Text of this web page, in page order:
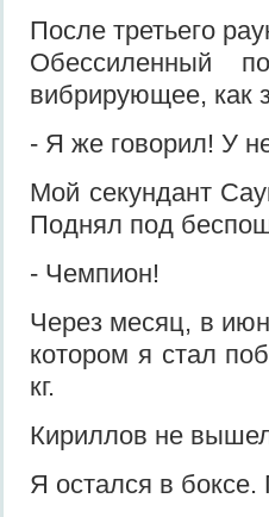
После третьего
Обессиленный
вибрирующее, как
- Я же говорил! У
Мой секундант
Поднял под
- Чемпион!
Через месяц, в
котором я стал
кг.
Кириллов не
Я остался в